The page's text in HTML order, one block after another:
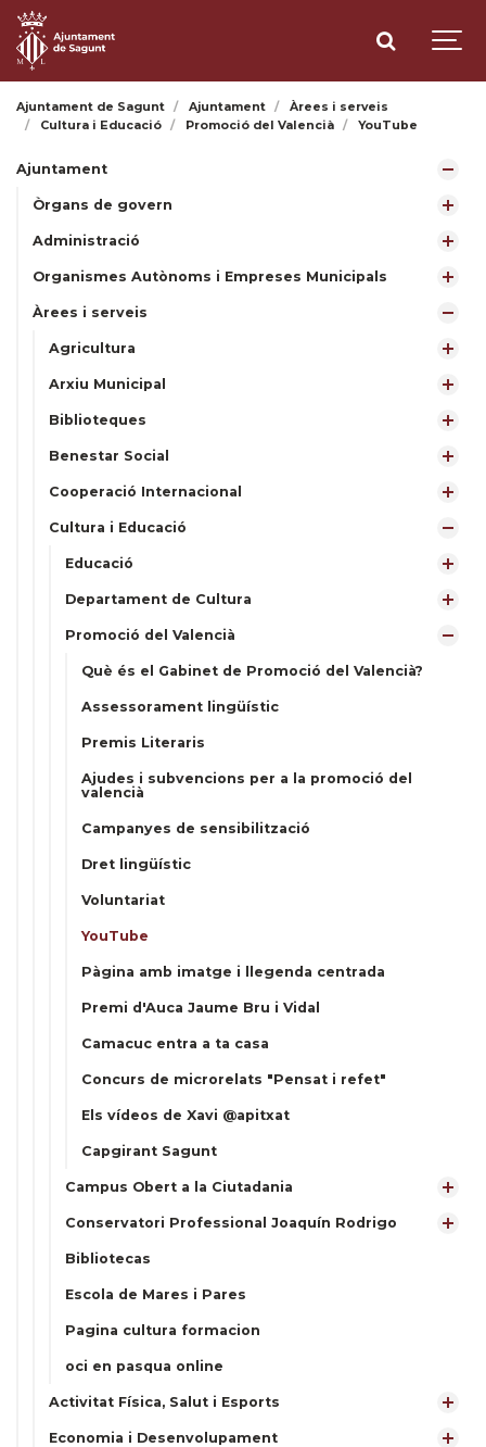
Ajuntament de Sagunt Ajuntament
Àrees i serveis
Cultura i Educació
Promoció del Valencià YouTube
Ajuntament
Òrgans de govern
Administració
Organismes Autònoms i Empreses Municipals
Àrees i serveis
Agricultura
Arxiu Municipal
Biblioteques
Benestar Social
Cooperació Internacional
Cultura i Educació
Educació
Departament de Cultura
Promoció del Valencià
Què és el Gabinet de Promoció del Valencià?
Assessorament lingüístic
Premis Literaris
Ajudes i subvencions per a la promoció del
valencià
Campanyes de sensibilització
Dret lingüístic
Voluntariat
YouTube
Pàgina amb imatge i llegenda centrada
Premi d'Auca Jaume Bru i Vidal
Camacuc entra a ta casa
Concurs de microrelats "Pensat i refet"
Els vídeos de Xavi @apitxat
Capgirant Sagunt
Campus Obert a la Ciutadania
Conservatori Professional Joaquín Rodrigo
Bibliotecas
Escola de Mares i Pares
Pagina cultura formacion
oci en pasqua online
Activitat Física, Salut i Esports
Economia i Desenvolupament